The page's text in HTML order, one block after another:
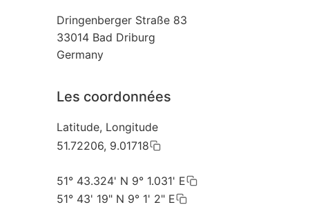
Dringenberger Straße 83
33014 Bad Driburg
Germany
Les coordonnées
Latitude, Longitude
51.72206, 9.01718
51° 43.324' N 9° 1.031' E
51° 43' 19" N 9° 1' 2" E